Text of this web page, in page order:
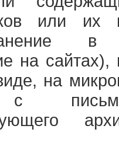
или их
на
на